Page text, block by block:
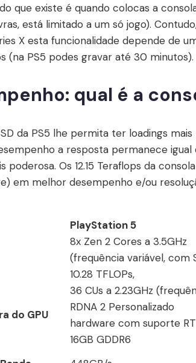
que existe é quando colocas a
está limitado a um só jogo).
X esta funcionalidade depende de
(na PS5 podes gravar até 30 minutos).
qual é a
da PS5 lhe permita ter loadings
a resposta permanece igual
poderosa. Os 12.15 Teraflops da
em melhor desempenho e/ou
PlayStation 5
8x Zen 2 Cores a 3.5GHz
(frequência variável, com
10.28 TFLOPs,
36 CUs a 2.23GHz
do GPU
RDNA 2 Personalizado
hardware com suporte RT
16GB GDDR6